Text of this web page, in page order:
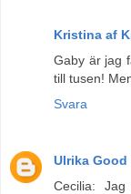
Kristina af
Gaby är jag
till tusen!
Svara
Ulrika Good
Cecilia: